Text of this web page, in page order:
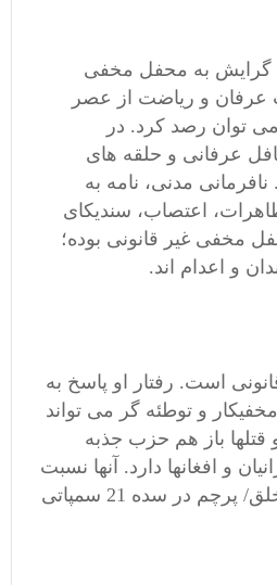
گرایش به محفل مخفی
عرفان و ریاضت از عصر
تا سده 20 را می توان رصد کرد. در
عرفانی و حلقه های
مدنی، نامه به
اعتصاب، سندیکای
مخفی غیر قانونی بوده؛
و اعدام اند.
است. رفتار او پاسخ به
و توطئه گر می تواند
قتلها باز هم حزب جذبه
و افغانها دارد. آنها نسبت
به حزب توده و حزب خلق/ پرچم در سده 21 سمپاتی